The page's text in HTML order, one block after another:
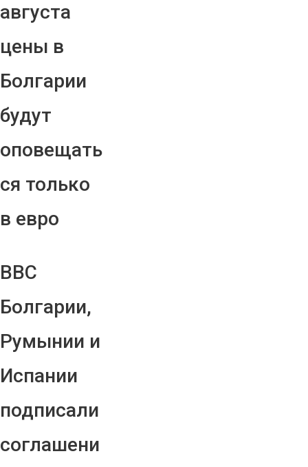
августа
цены в
Болгарии
будут
оповещать
ся только
в евро
ВВС
Болгарии,
Румынии и
Испании
подписали
соглашени